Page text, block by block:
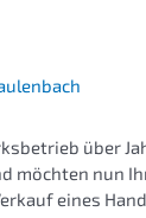
über
möchten nun
eines